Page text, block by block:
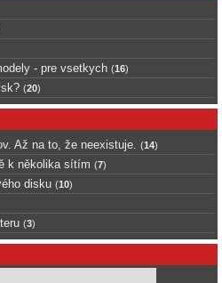
- pre vsetkych (16)
(20)
Až na to, že neexistuje. (14)
k několika sítím (7)
disku (10)
(3)